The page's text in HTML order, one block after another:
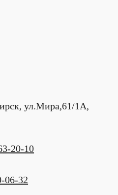
ул.Мира,61/1А,
20-10
06-32